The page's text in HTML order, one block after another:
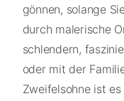
gönnen, solange
durch malerische
schlendern,
oder mit der
Zweifelsohne ist